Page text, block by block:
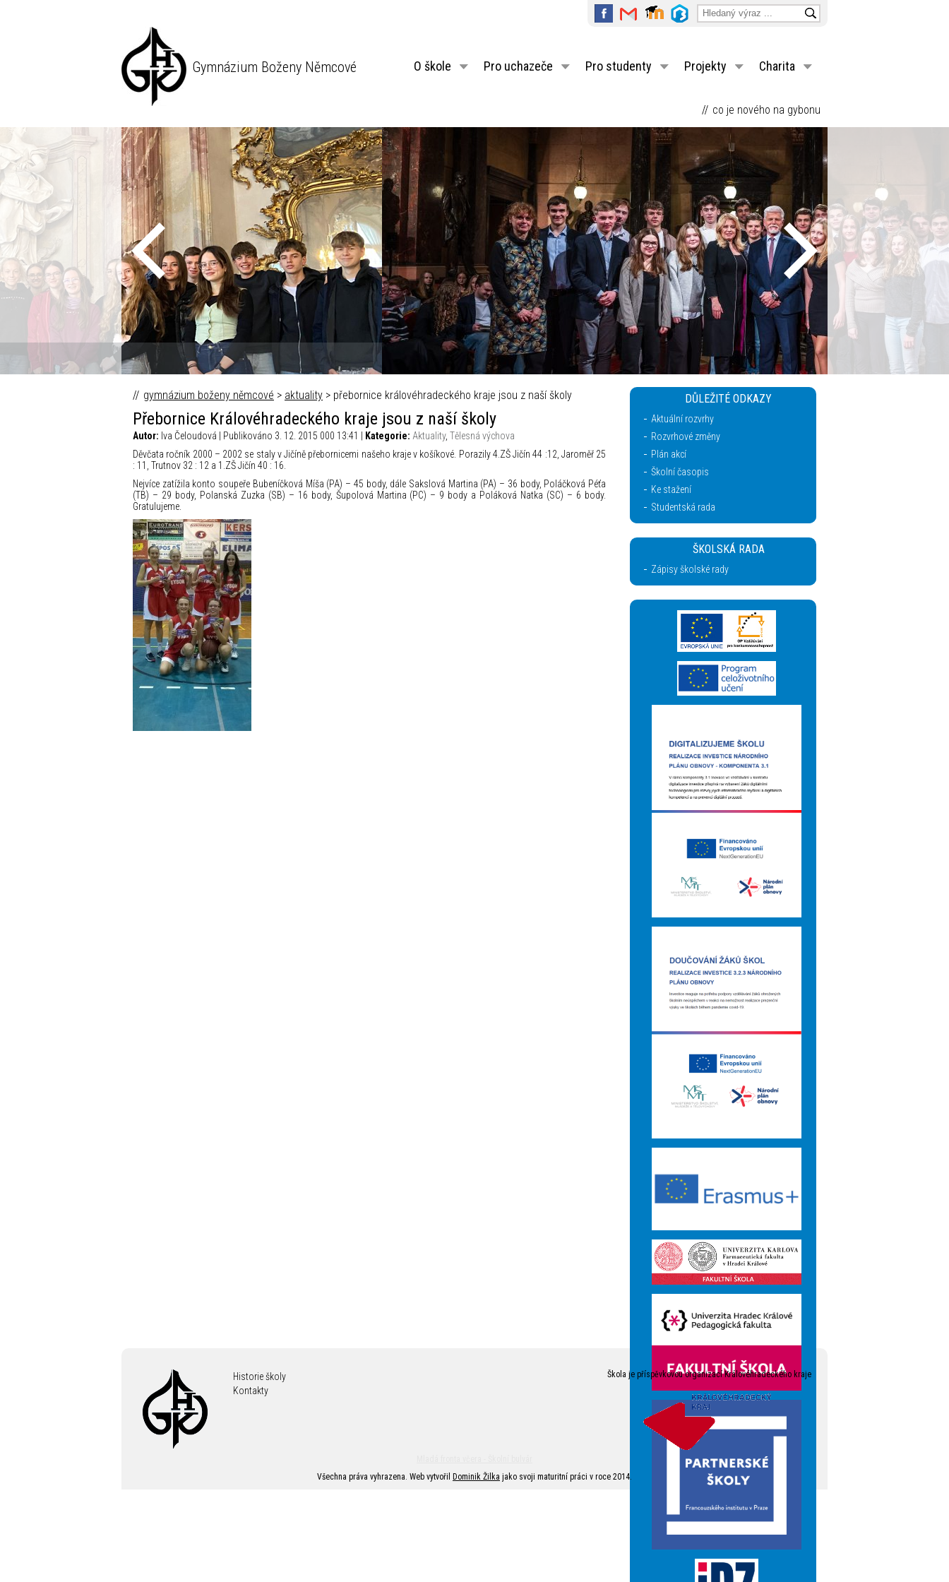
Gymnázium Boženy Němcové O škole Pro uchazeče Pro studenty Projekty Charita
co je nového na gybonu
gymnázium boženy němcové > aktuality > přebornice královéhradeckého kraje jsou z naší školy
Přebornice Královéhradeckého kraje jsou z naší školy
Autor: Iva Čeloudová | Publikováno 3. 12. 2015 000 13:41 | Kategorie: Aktuality, Tělesná výchova
Děvčata ročník 2000 – 2002 se staly v Jičíně přebornicemi našeho kraje v košíkové. Porazily 4.ZŠ Jičín 44 :12, Jaroměř 25
: 11, Trutnov 32 : 12 a 1.ZŠ Jičín 40 : 16.
Nejvíce zatížila konto soupeře Bubeníčková Míša (PA) – 45 body, dále Sakslová Martina (PA) – 36 body, Poláčková Péťa
(TB) – 29 body, Polanská Zuzka (SB) – 16 body, Šupolová Martina (PC) – 9 body a Poláková Natka (SC) – 6 body.
Gratulujeme.
DŮLEŽITÉ ODKAZY
Aktuální rozvrhy
Rozvrhové změny
Plán akcí
Školní časopis
Ke stažení
Studentská rada
ŠKOLSKÁ RADA
Zápisy školské rady
Historie školy
Kontakty
Škola je příspěvkovou organizací Královéhradeckého kraje
Všechna práva vyhrazena. Web vytvořil
Dominik Žilka jako svoji maturitní práci v roce 2014.